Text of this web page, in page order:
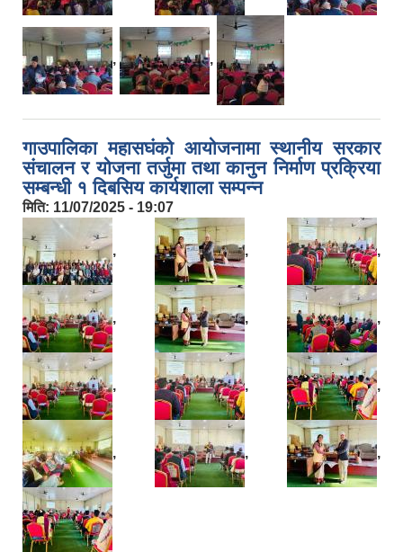
, ,
गाउपालिका महासघंको आयोजनामा स्थानीय सरकार
संचालन र योजना तर्जुमा तथा कानुन निर्माण प्रक्रिया
सम्बन्धी १ दिबसिय कार्यशाला सम्पन्न
मिति: 11/07/2025 - 19:07
, , ,
, , ,
, , ,
, , ,